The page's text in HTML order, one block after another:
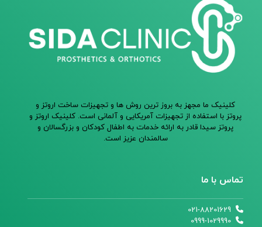
کلینیک ما مجهز به بروز ترین روش ها و تجهیزات ساخت اروتز و
پروتز با استفاده از تجهیزات آمریکایی و آلمانی است. کلینیک اروتز و
پروتز سیدا قادر به ارائه خدمات به اطفال کودکان و بزرگسالان و
سالمندان عزیز است.
تماس با ما
021-88201629
0999-1029990